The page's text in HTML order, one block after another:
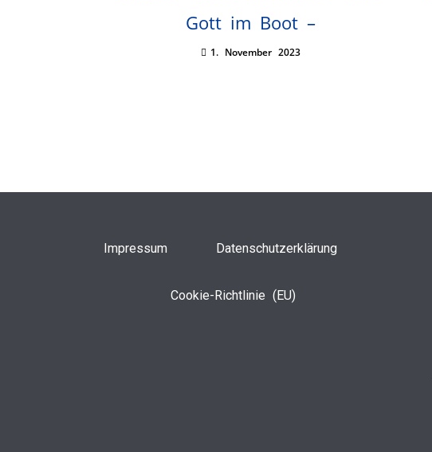
Gott im Boot –
1. November 2023
Impressum Datenschutzerklärung
Cookie-Richtlinie (EU)